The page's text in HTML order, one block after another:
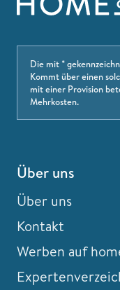
Die mit *
Kommt über einen
mit einer Provision
Mehrkosten.
Über uns
Über uns
Kontakt
Werben auf